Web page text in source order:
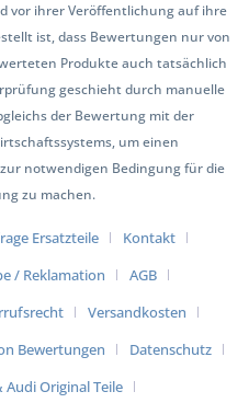
vor ihrer Veröffentlichung auf ihre
ist, dass Bewertungen nur von
Produkte auch tatsächlich
geschieht durch manuelle
der Bewertung mit der
um einen
notwendigen Bedingung für die
zu machen.
Ersatzteile
Kontakt
/ Reklamation
AGB
Versandkosten
Bewertungen
Datenschutz
Audi Original Teile